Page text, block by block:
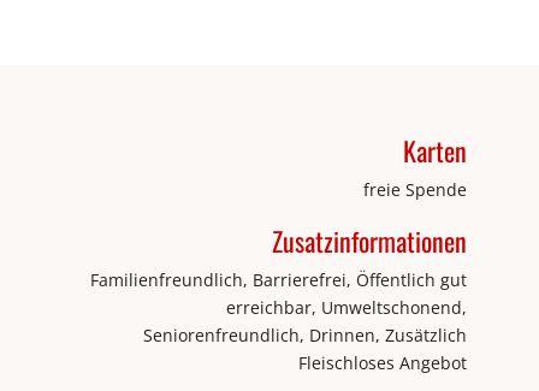
Karten
freie Spende
Zusatzinformationen
Familienfreundlich, Barrierefrei, Öffentlich gut
erreichbar, Umweltschonend,
Seniorenfreundlich, Drinnen, Zusätzlich
Fleischloses Angebot